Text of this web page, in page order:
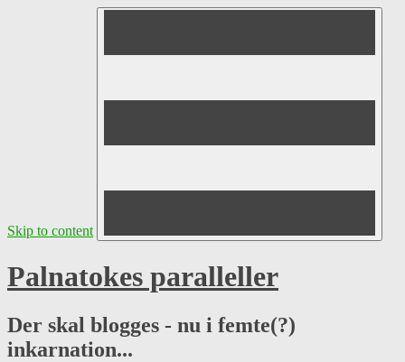
Skip to content
Palnatokes paralleller
Der skal blogges - nu i femte(?)
inkarnation...